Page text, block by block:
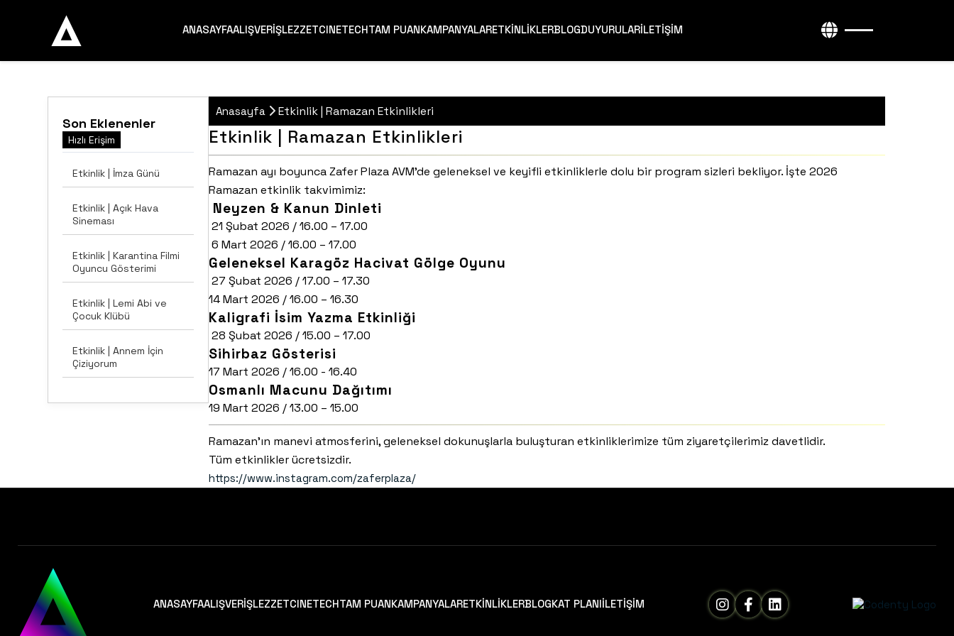
ANASAYFAALIŞVERİŞLEZZETCINETECHTAM PUANKAMPANYALARETKİNLİKLERBLOGDUYURULARİLETİŞİM
Son Eklenenler
Hızlı Erişim
Etkinlik | İmza Günü
Etkinlik | Açık Hava
Sineması
Etkinlik | Karantina Filmi
Oyuncu Gösterimi
Etkinlik | Lemi Abi ve
Çocuk Klübü
Etkinlik | Annem İçin
Çiziyorum
Anasayfa Etkinlik | Ramazan Etkinlikleri
Etkinlik | Ramazan Etkinlikleri
Ramazan ayı boyunca Zafer Plaza AVM’de geleneksel ve keyifli etkinliklerle dolu bir program sizleri bekliyor. İşte 2026
Ramazan etkinlik takvimimiz:
Neyzen & Kanun Dinleti
21 Şubat 2026 / 16.00 – 17.00
6 Mart 2026 / 16.00 – 17.00
Geleneksel Karagöz Hacivat Gölge Oyunu
27 Şubat 2026 / 17.00 – 17.30
14 Mart 2026 / 16.00 – 16.30
Kaligrafi İsim Yazma Etkinliği
28 Şubat 2026 / 15.00 – 17.00
Sihirbaz Gösterisi
17 Mart 2026 / 16.00 - 16.40
Osmanlı Macunu Dağıtımı
19 Mart 2026 / 13.00 – 15.00
Ramazan’ın manevi atmosferini, geleneksel dokunuşlarla buluşturan etkinliklerimize tüm ziyaretçilerimiz davetlidir.
Tüm etkinlikler ücretsizdir.
https://www.instagram.com/zaferplaza/
ANASAYFAALIŞVERİŞLEZZETCINETECHTAM PUANKAMPANYALARETKİNLİKLERBLOGKAT PLANIİLETİŞİM